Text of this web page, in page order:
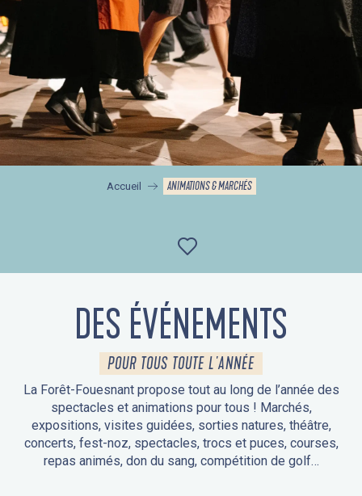
Accueil ANIMATIONS & MARCHÉS
Ajouter aux
DES ÉVÉNEMENTS
POUR TOUS TOUTE L'ANNÉE
La Forêt-Fouesnant propose tout au long de l’année des
spectacles et animations pour tous ! Marchés,
expositions, visites guidées, sorties natures, théâtre,
concerts, fest-noz, spectacles, trocs et puces, courses,
repas animés, don du sang, compétition de golf…